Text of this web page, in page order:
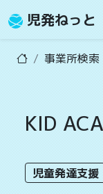
児発ねっと
事業所検索
KID
児童発達支援